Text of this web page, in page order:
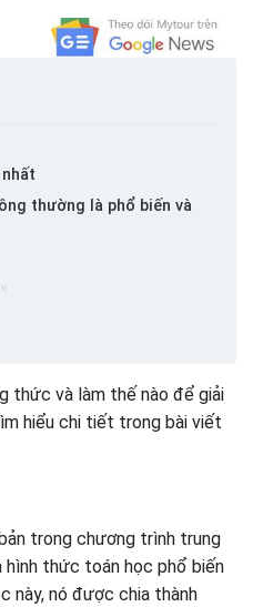
thường là phổ biến và
(AX+B)
in (inx)/x
thân
thức và làm thế nào để giải
hiểu chi tiết trong bài viết
trong chương trình trung
hình thức toán học phổ biến
này, nó được chia thành